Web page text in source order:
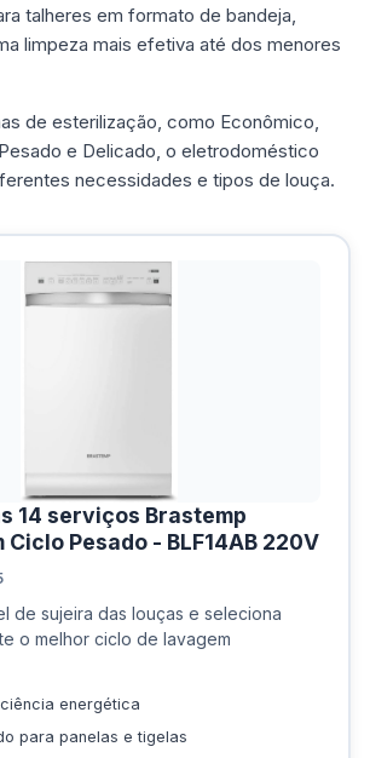
talheres em formato de bandeja,
limpeza mais efetiva até dos menores
de esterilização, como Econômico,
e Delicado, o eletrodoméstico
necessidades e tipos de louça.
14 serviços Brastemp
Ciclo Pesado - BLF14AB 220V
de sujeira das louças e seleciona
o melhor ciclo de lavagem
energética
para panelas e tigelas